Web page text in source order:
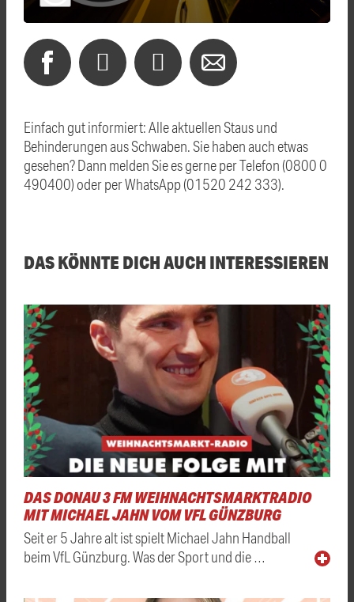
Einfach gut informiert: Alle aktuellen Staus und
Behinderungen aus Schwaben. Sie haben auch etwas
gesehen? Dann melden Sie es gerne per Telefon (0800 0
490400) oder per WhatsApp (01520 242 333).
DAS KÖNNTE DICH AUCH INTERESSIEREN
DAS DONAU 3 FM WEIHNACHTSMARKTRADIO
MIT MICHAEL JAHN VOM VFL GÜNZBURG
Seit er 5 Jahre alt ist spielt Michael Jahn Handball
beim VfL Günzburg. Was der Sport und die …